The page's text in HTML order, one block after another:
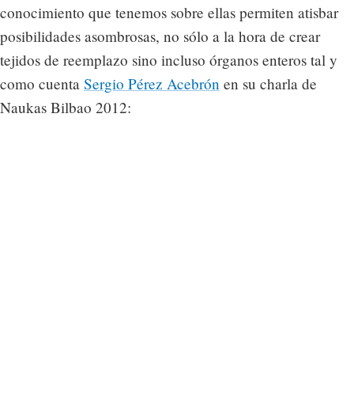
conocimiento que tenemos sobre ellas permiten atisbar
posibilidades asombrosas, no sólo a la hora de crear
tejidos de reemplazo sino incluso órganos enteros tal y
como cuenta Sergio Pérez Acebrón en su charla de
Naukas Bilbao 2012: